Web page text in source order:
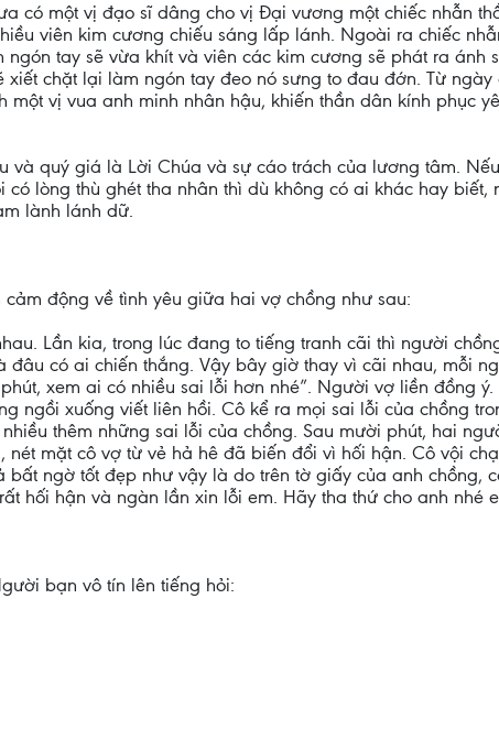
có một vị đạo sĩ dâng cho vị Đại vương một chiếc nhẫn
viên kim cương chiếu sáng lấp lánh. Ngoài ra chiếc
tay sẽ vừa khít và viên các kim cương sẽ phát ra
chặt lại làm ngón tay đeo nó sưng to đau đớn. Từ ngày
vị vua anh minh nhân hậu, khiến thần dân kính phục
và quý giá là Lời Chúa và sự cáo trách của lương tâm.
lòng thù ghét tha nhân thì dù không có ai khác hay
lành lánh dữ.
động về tình yêu giữa hai vợ chồng như sau:
Lần kia, trong lúc đang to tiếng tranh cãi thì người
đâu có ai chiến thắng. Vậy bây giờ thay vì cãi nhau, mỗi
xem ai có nhiều sai lỗi hơn nhé”. Người vợ liền đồng
ngồi xuống viết liên hồi. Cô kể ra mọi sai lỗi của chồng
thêm những sai lỗi của chồng. Sau mười phút, hai
mặt cô vợ từ vẻ hả hê đã biến đổi vì hối hận. Cô vội
ngờ tốt đẹp như vậy là do trên tờ giấy của anh chồng,
hối hận và ngàn lần xin lỗi em. Hãy tha thứ cho anh nhé
bạn vô tín lên tiếng hỏi: